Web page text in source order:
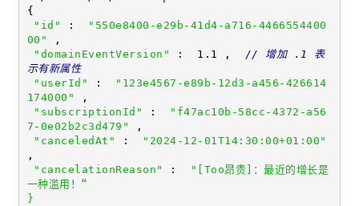
{
"id"
:
"550e8400-e29b-41d4-a716-4466554400
00"
,
"domainEventVersion"
:  1.1 , // 增加 .1 表
示有新属性
"userId"
:
"123e4567-e89b-12d3-a456-426614
174000"
,
"subscriptionId"
:
"f47ac10b-58cc-4372-a56
7-0e02b2c3d479"
,
"canceledAt"
:
"2024-12-01T14:30:00+01:00"
,
"cancelationReason"
:
"[Too昂贵]：最近的增长是
一种滥用！“
}